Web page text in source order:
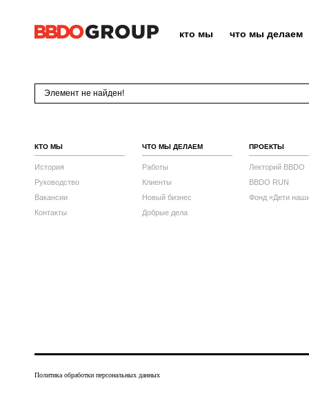
кто мы что мы делаем
Элемент не найден!
КТО МЫ
История
Руководство
Вакансии
Контакты
ЧТО МЫ ДЕЛАЕМ
Работы
Клиенты
Новый бизнес
Добрые дела
ПРОЕКТЫ
Лекторий BBDO
BBDO RUN
Фонд «Дети
Политика обработки персональных данных